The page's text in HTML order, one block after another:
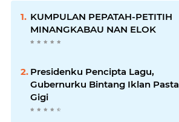
KUMPULAN PEPATAH-PETITIH
MINANGKABAU NAN ELOK
Presidenku Pencipta Lagu,
Gubernurku Bintang Iklan Pasta
Gigi